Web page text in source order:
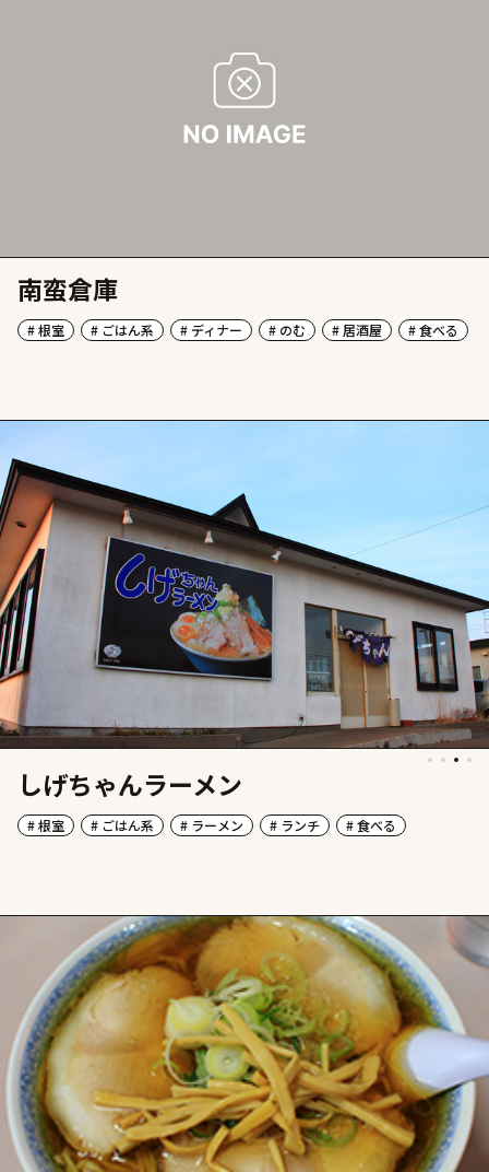
南蛮倉庫
# 根室 # ごはん系 # ディナー # のむ # 居酒屋 # 食べる
しげちゃんラーメン
# 根室 # ごはん系 # ラーメン # ランチ # 食べる